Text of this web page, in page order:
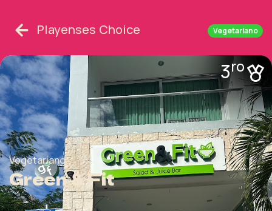
Playenses Choice Vegetariano
3ro
Vegetariano
Green & Fit